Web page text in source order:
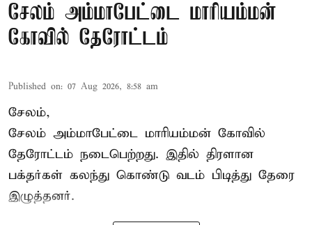
சேலம் அம்மாபேட்டை மாரியம்மன்
கோவில் தேரோட்டம்
Published on: 07 Aug 2026, 8:58 am
சேலம்,
சேலம் அம்மாபேட்டை மாரியம்மன் கோவில்
தேரோட்டம் நடைபெற்றது. இதில் திரளான
பக்தர்கள் கலந்து கொண்டு வடம் பிடித்து தேரை
இழுத்தனர்.